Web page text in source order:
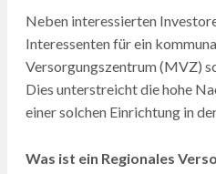
Neben interessierten
Interessenten für ein
Versorgungszentrum (MVZ)
Dies unterstreicht die hohe
einer solchen Einrichtung in
Was ist ein Regionales